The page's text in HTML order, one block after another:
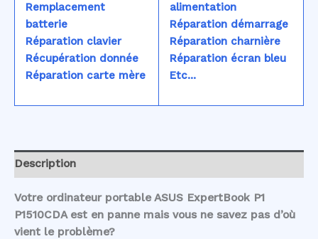
Remplacement
batterie
Réparation clavier
Récupération donnée
Réparation carte mère
alimentation
Réparation démarrage
Réparation charnière
Réparation écran bleu
Etc...
Description
Votre ordinateur portable ASUS ExpertBook P1
P1510CDA est en panne mais vous ne savez pas d’où
vient le problème?